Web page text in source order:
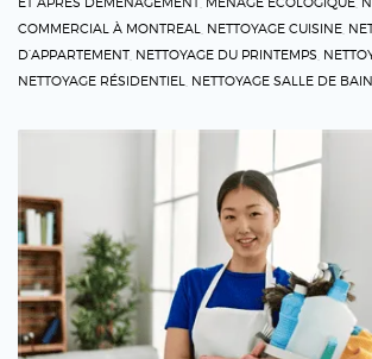
COMMERCIAL À MONTREAL
NETTOYAGE CUISINE
D’APPARTEMENT NETTOYAGE DU PRINTEMPS
NETTOYAGE RÉSIDENTIEL
NETTOYAGE SALLE DE BAIN